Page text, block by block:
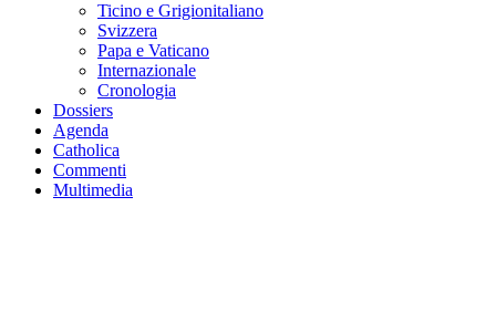
Ticino e Grigionitaliano
Svizzera
Papa e Vaticano
Internazionale
Cronologia
Dossiers
Agenda
Catholica
Commenti
Multimedia